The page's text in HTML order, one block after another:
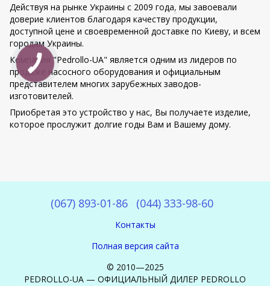
Действуя на рынке Украины с 2009 года, мы завоевали
доверие клиентов благодаря качеству продукции,
доступной цене и своевременной доставке по Киеву, и всем
городам Украины.
Компания "Pedrollo-UA" является одним из лидеров по
продаже насосного оборудования и официальным
представителем многих зарубежных заводов-
изготовителей.
Приобретая это устройство у нас, Вы получаете изделие,
которое прослужит долгие годы Вам и Вашему дому.
(067) 893-01-86 (044) 333-98-60
Контакты
Полная версия сайта
© 2010—2025
PEDROLLO-UA — ОФИЦИАЛЬНЫЙ ДИЛЕР PEDROLLO